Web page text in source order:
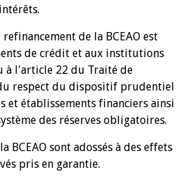
de la BCEAO est
de crédit et aux institutions
à l'article 22 du Traité de
respect du dispositif prudentiel
et établissements financiers ainsi
des réserves obligatoires.
BCEAO sont adossés à des effets
pris en garantie.